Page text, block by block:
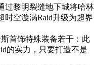
过黎明裂缝地下城将哈林
时空漩涡Raid升级为超界
首饰特殊装备若干：此
的实力，只要打造不是